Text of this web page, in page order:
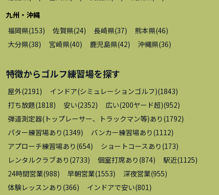
九州・沖縄
福岡県(153) 佐賀県(24) 長崎県(37) 熊本県(46)
大分県(38) 宮崎県(40) 鹿児島県(42) 沖縄県(36)
特徴からゴルフ練習場を探す
屋外(2191 ) インドア(シミュレーションゴルフ)(1843)
打ち放題(1818) 安い(2352) 広い(200ヤード超)(952)
弾道測定器(トップレーサー、トラックマン等)あり (1792)
パター練習場あり (1349) バンカー練習場あり (1112)
アプローチ練習場あり (654) ショートコースあり (173)
レンタルクラブあり (2733) 個室打席あり (874) 駅近(1125)
24時間営業(988) 早朝営業(1553) 深夜営業(955)
体験レッスンあり (366) インドアで安い(801 )